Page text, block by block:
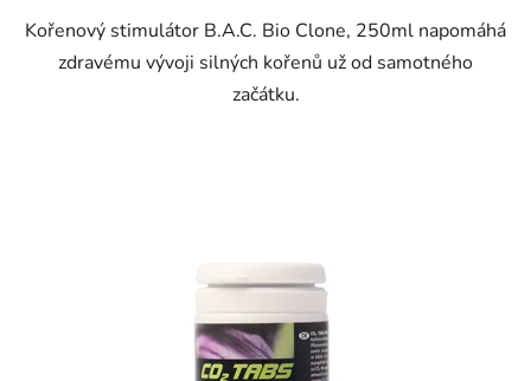
Kořenový stimulátor B.A.C. Bio Clone, 250ml napomáhá
zdravému vývoji silných kořenů už od samotného
začátku.